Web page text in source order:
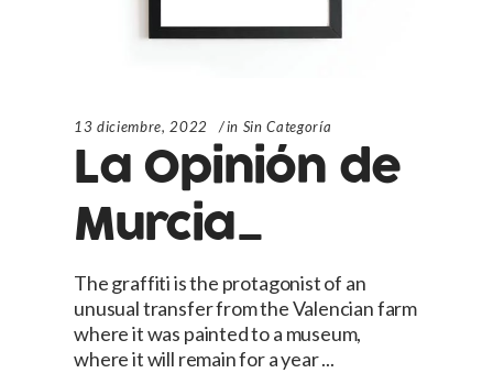
13 diciembre, 2022 in Sin Categoría
La Opinión de
Murcia_
The graffiti is the protagonist of an
unusual transfer from the Valencian farm
where it was painted to a museum,
where it will remain for a year